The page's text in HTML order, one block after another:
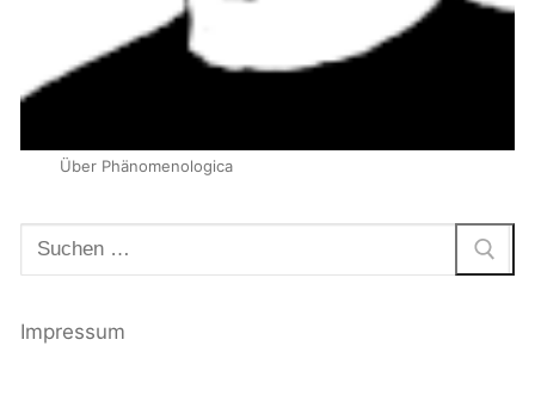
Über Phänomenologica
Suchen
nach:
Impressum